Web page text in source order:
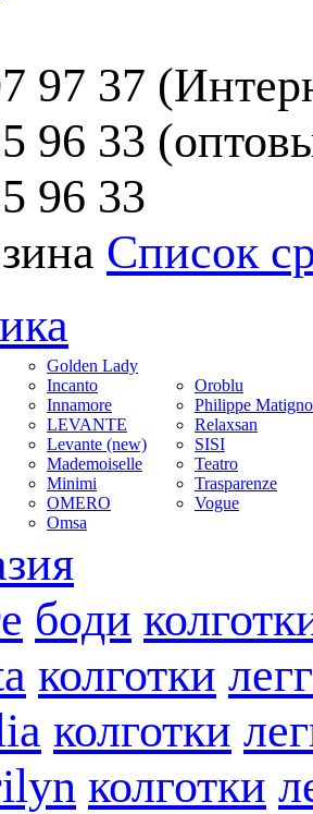
97 37
96 33
96 33
Список
Golden Lady
Incanto
Innamore
LEVANTE
Levante (new)
Mademoiselle
Minimi
OMERO
Omsa
Oroblu
Philippe
Relaxsan
SISI
Teatro
Trasparenze
Vogue
боди
колготки
колготки
колготки